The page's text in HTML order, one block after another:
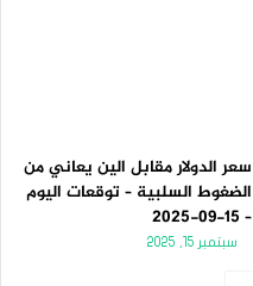
سعر الدولار مقابل الين يعاني من
الضغوط السلبية – توقعات اليوم
– 15-09-2025
سبتمبر 15, 2025